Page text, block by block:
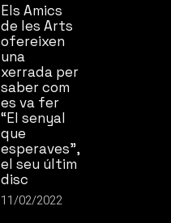
Els Amics
de les Arts
ofereixen
una
xerrada per
saber com
es va fer
“El senyal
que
esperaves”,
el seu últim
disc
11/02/2022